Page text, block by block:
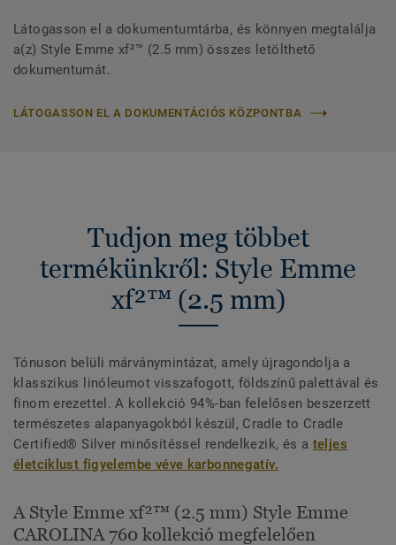
Látogasson el a dokumentumtárba, és könnyen megtalálja
a(z) Style Emme xf²™ (2.5 mm) összes letölthető
dokumentumát.
LÁTOGASSON EL A DOKUMENTÁCIÓS KÖZPONTBA
Tudjon meg többet
termékünkről: Style Emme
xf²™ (2.5 mm)
Tónuson belüli márványmintázat, amely újragondolja a
klasszikus linóleumot visszafogott, földszínű palettával és
finom erezettel. A kollekció 94%-ban felelősen beszerzett
természetes alapanyagokból készül, Cradle to Cradle
Certified® Silver minősítéssel rendelkezik, és a teljes
életciklust figyelembe véve karbonnegatív.
A Style Emme xf²™ (2.5 mm) Style Emme
CAROLINA 760 kollekció megfelelően